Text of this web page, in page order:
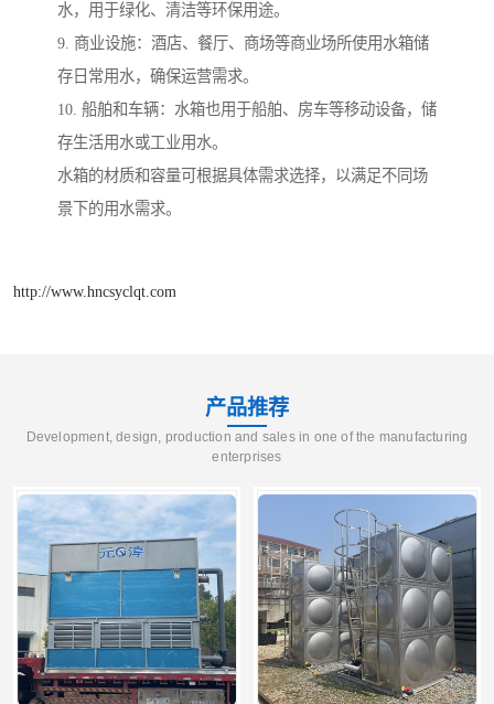
水，用于绿化、清洁等环保用途。
9. 商业设施：酒店、餐厅、商场等商业场所使用水箱储
存日常用水，确保运营需求。
10. 船舶和车辆：水箱也用于船舶、房车等移动设备，储
存生活用水或工业用水。
水箱的材质和容量可根据具体需求选择，以满足不同场
景下的用水需求。
http://www.hncsyclqt.com
产品推荐
Development, design, production and sales in one of the manufacturing
enterprises